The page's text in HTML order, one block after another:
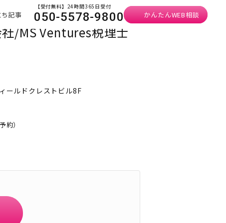
記事
【受付無料】24時間365日受付
050-5578-9800 かんたんWEB相談
/MS Ventures税理士
ールドクレストビル8F
約）